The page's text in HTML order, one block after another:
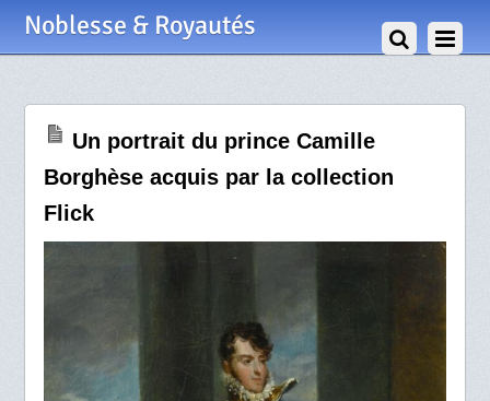
Noblesse & Royautés
Un portrait du prince Camille
Borghèse acquis par la collection
Flick